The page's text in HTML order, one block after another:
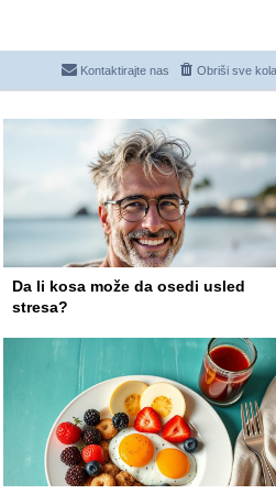
Obriši sve
Kontaktirajte nas
Da li kosa može da osedi usled
stresa?